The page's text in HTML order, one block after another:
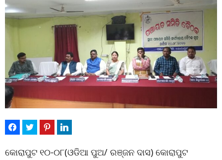
କୋରାପୁଟ ୧୦-୦୮(ଓଡିଆ ପୁଅ/ ରଞ୍ଜନ ଦାସ) କୋରାପୁଟ